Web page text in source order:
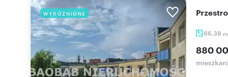
WYRÓŻNIONE
66,38 m
880